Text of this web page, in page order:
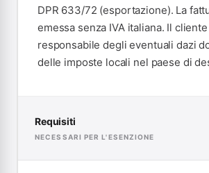
DPR 633/72 (esportazione). La
emessa senza IVA italiana. Il
responsabile degli eventuali dazi
delle imposte locali nel paese di
Requisiti
NECESSARI PER L'ESENZIONE